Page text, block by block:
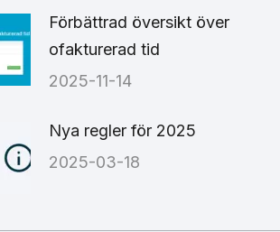
Förbättrad översikt över
ofakturerad tid
2025-11-14
Nya regler för 2025
2025-03-18